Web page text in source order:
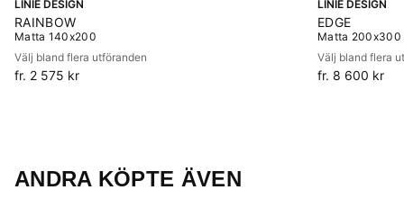
LINIE DESIGN
RAINBOW
Matta 140x200
Välj bland flera utföranden
fr. 2 575 kr
LINIE DESIGN
EDGE
Matta 200x300
Välj bland flera
fr. 8 600 kr
ANDRA KÖPTE ÄVEN